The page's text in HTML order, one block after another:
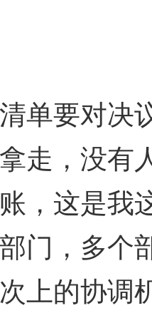
要对决
走，没有
，这是我
门，多个
上的协调